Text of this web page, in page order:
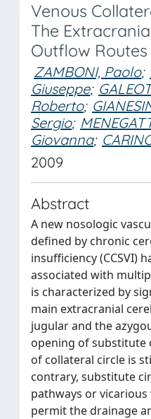
Venous
The
Outflow Routes
ZAMBONI, Paolo;
Giuseppe;
Roberto;
Sergio;
Giovanna;
2009
Abstract
A new nosologic
defined by chronic
insufficiency (CCSVI)
associated with
is characterized by
main extracranial
jugular and the
opening of substitute
of collateral circle is
contrary, substitute
pathways or
permit the drainage